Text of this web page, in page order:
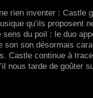
rien inventer : Castle
qu’ils proposent
du poil : le duo
son son désormais
Castle continue à
nous tarde de goûter